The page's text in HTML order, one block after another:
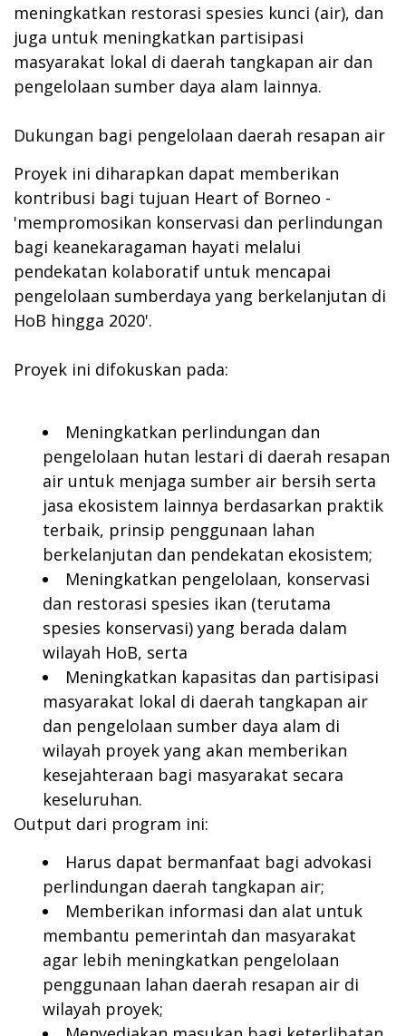
meningkatkan restorasi spesies kunci (air), dan
juga untuk meningkatkan partisipasi
masyarakat lokal di daerah tangkapan air dan
pengelolaan sumber daya alam lainnya.
Dukungan bagi pengelolaan daerah resapan air
Proyek ini diharapkan dapat memberikan
kontribusi bagi tujuan Heart of Borneo -
'mempromosikan konservasi dan perlindungan
bagi keanekaragaman hayati melalui
pendekatan kolaboratif untuk mencapai
pengelolaan sumberdaya yang berkelanjutan di
HoB hingga 2020'.
Proyek ini difokuskan pada:
Meningkatkan perlindungan dan
pengelolaan hutan lestari di daerah resapan
air untuk menjaga sumber air bersih serta
jasa ekosistem lainnya berdasarkan praktik
terbaik, prinsip penggunaan lahan
berkelanjutan dan pendekatan ekosistem;
Meningkatkan pengelolaan, konservasi
dan restorasi spesies ikan (terutama
spesies konservasi) yang berada dalam
wilayah HoB, serta
Meningkatkan kapasitas dan partisipasi
masyarakat lokal di daerah tangkapan air
dan pengelolaan sumber daya alam di
wilayah proyek yang akan memberikan
kesejahteraan bagi masyarakat secara
keseluruhan.
Output dari program ini:
Harus dapat bermanfaat bagi advokasi
perlindungan daerah tangkapan air;
Memberikan informasi dan alat untuk
membantu pemerintah dan masyarakat
agar lebih meningkatkan pengelolaan
penggunaan lahan daerah resapan air di
wilayah proyek;